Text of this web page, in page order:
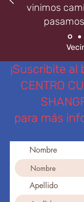
vinimos
¡Suscribite al
CENTRO
para más
Nombre
Apellido